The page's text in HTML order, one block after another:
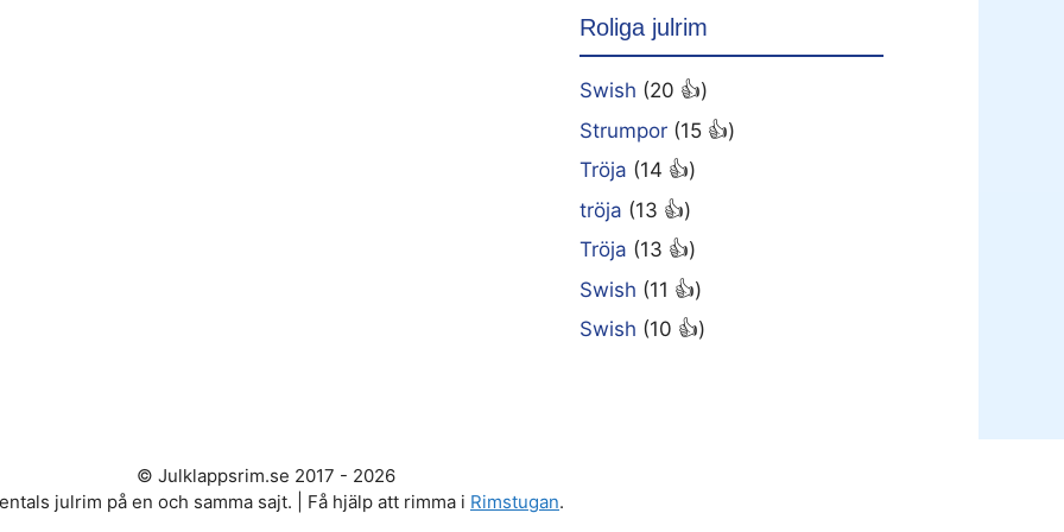
Roliga julrim
Swish (20 👍)
Strumpor (15 👍)
Tröja (14 👍)
tröja (13 👍)
Tröja (13 👍)
Swish (11 👍)
Swish (10 👍)
© Julklappsrim.se 2017 - 2026
julrim på en och samma sajt. | Få hjälp att rimma i Rimstugan.